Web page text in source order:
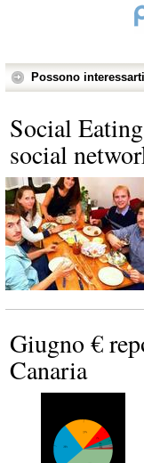
Possono
Social
social
Giugno €
Canaria